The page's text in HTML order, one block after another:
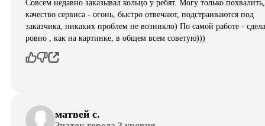
Совсем недавно заказывал кольцо у ребят. Могу только похвалить,
качество сервиса - огонь, быстро отвечают, подстраиваются под
заказчика, никаких проблем не возникло) По самой работе -
ровно , как на картинке, в общем всем советую)))
матвей с.